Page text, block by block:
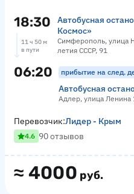
18:30
Автобусная
Космос»
Симферополь, улица
летия СССР, 91
11 ч 50 м
в пути
06:20 прибытие на след.
Автобусная
Адлер, улица Ленина
≈ 4000 руб.
Перевозчик:Лидер - Крым
4.6 90 отзывов